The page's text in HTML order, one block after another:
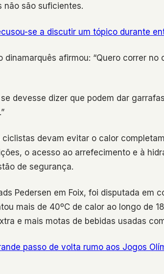
não são suficientes.
se a discutir um tópico durante
dinamarquês afirmou: “Quero correr
devesse dizer que podem dar
devam evitar o calor
o acesso ao arrefecimento e à
de segurança.
Pedersen em Foix, foi disputada em
mais de 40ºC de calor ao longo de
e mais motas de bebidas usadas
passo de volta rumo aos Jogos